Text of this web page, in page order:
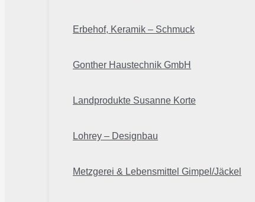
Erbehof, Keramik – Schmuck
Gonther Haustechnik GmbH
Landprodukte Susanne Korte
Lohrey – Designbau
Metzgerei & Lebensmittel Gimpel/Jäckel